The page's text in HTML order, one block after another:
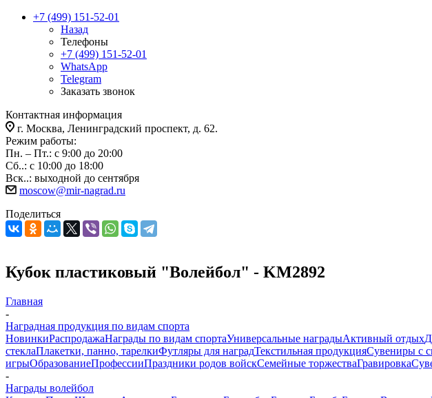
+7 (499) 151-52-01
Назад
Телефоны
+7 (499) 151-52-01
WhatsApp
Telegram
Заказать звонок
Контактная информация
г. Москва, Ленинградский проспект, д. 62.
Режим работы:
Пн. – Пт.: с 9:00 до 20:00
Сб..: с 10:00 до 18:00
Вск..: выходной до сентября
moscow@mir-nagrad.ru
Поделиться
Кубок пластиковый "Волейбол" - KM2892
Главная
-
Наградная продукция по видам спорта
НовинкиРаспродажаНаграды по видам спортаУниверсальные наградыАктивный отдых
стеклаПлакетки, панно, тарелкиФутляры для наградТекстильная продукцияСувениры с
игрыОбразованиеПрофессииПраздники родов войскСемейные торжестваГравировка
-
Награды волейбол